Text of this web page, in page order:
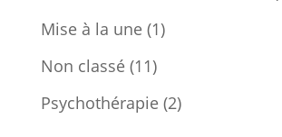
Mise à la une(1)
Non classé(11)
Psychothérapie(2)